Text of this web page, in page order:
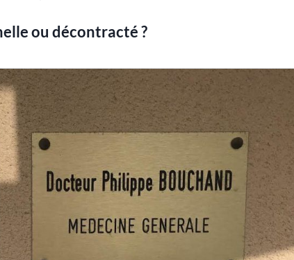
ou décontracté ?